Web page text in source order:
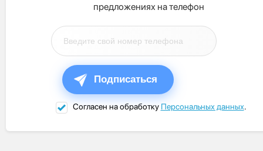
предложениях на телефон
Подписаться
Согласен на обработку Персональных данных.